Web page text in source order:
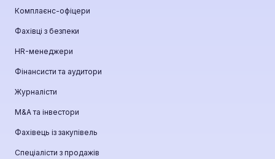
Комплаєнс-офіцери
Фахівці з безпеки
HR-менеджери
Фінансисти та аудитори
Журналісти
М&A та інвестори
Фахівець із закупівель
Спеціалісти з продажів